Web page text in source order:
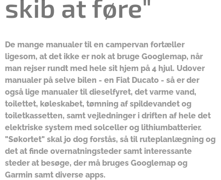
skib at føre"
De mange manualer til en campervan fortæller
ligesom, at det ikke er nok at bruge Googlemap, når
man rejser rundt med hele sit hjem på 4 hjul. Udover
manualer på selve bilen - en Fiat Ducato - så er der
også lige manualer til dieselfyret, det varme vand,
toilettet, køleskabet, tømning af spildevandet og
toiletkassetten, samt vejledninger i driften af hele det
elektriske system med solceller og lithiumbatterier.
"Søkortet" skal jo dog forstås, så til ruteplanlægning og
det at finde overnatningsteder samt interessante
steder at besøge, der må bruges Googlemap og
Garmin samt diverse apps.